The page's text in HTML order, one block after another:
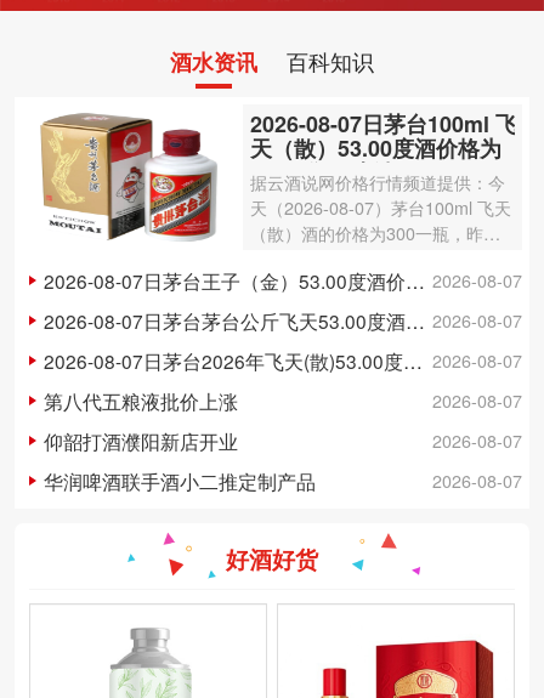
酒水资讯 百科知识
2026-08-07日茅台100ml 飞
天（散）53.00度酒价格为
300一瓶，上涨 3元
据云酒说网价格行情频道提供：今
天（2026-08-07）茅台100ml 飞天
（散）酒的价格为300一瓶，昨日
00ml 飞天（散）酒容量为100ml，
酒精度数为53.00度。茅台酒除了年
份因素之外…
2026-08-07
2026-08-07日茅台王子（金）53.00度酒价格为148一瓶，下跌 5元
2026-08-07
2026-08-07日茅台茅台公斤飞天53.00度酒价格为3,250一瓶，下跌 20元
2026-08-07
2026-08-07日茅台2026年飞天(散)53.00度酒价格为1,700一瓶，上涨 5元
2026-08-07
第八代五粮液批价上涨
2026-08-07
仰韶打酒濮阳新店开业
2026-08-07
华润啤酒联手酒小二推定制产品
好酒好货